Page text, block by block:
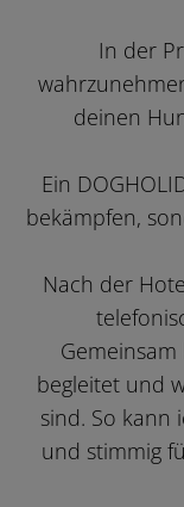
In der
deinen
Ein
bekämpfen,
Nach der
begleitet und
sind. So kann
und stimmig